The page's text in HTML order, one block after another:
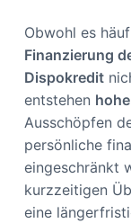
Obwohl es
Finanzierung
Dispokredit
entstehen
Ausschöpfen
persönliche
eingeschränkt
kurzzeitigen
eine